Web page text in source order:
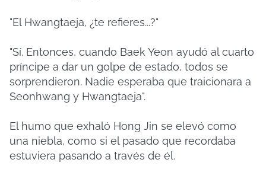
"El Hwangtaeja, ¿te refieres...?"
"Sí. Entonces, cuando Baek Yeon ayudó al cuarto
príncipe a dar un golpe de estado, todos se
sorprendieron. Nadie esperaba que traicionara a
Seonhwang y Hwangtaeja".
El humo que exhaló Hong Jin se elevó como
una niebla, como si el pasado que recordaba
estuviera pasando a través de él.